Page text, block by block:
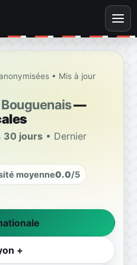
• Mis à jour
Bouguenais—
30 jours • Dernier
moyenne0.0/5
+